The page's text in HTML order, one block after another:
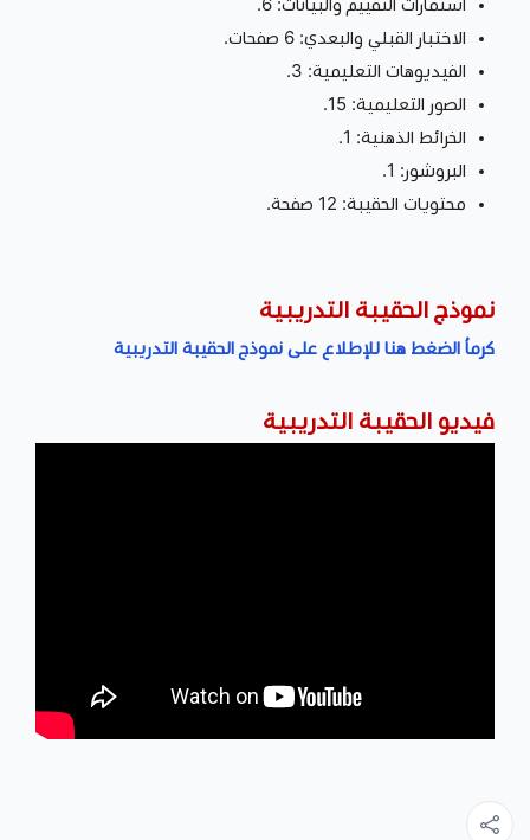
استمارات التقييم والبيانات: 6.
الاختبار القبلي والبعدي: 6 صفحات.
الفيديوهات التعليمية: 3.
الصور التعليمية: 15.
الخرائط الذهنية: 1.
البروشور: 1.
محتويات الحقيبة: 12 صفحة.
نموذج الحقيبة التدريبية
كرماُ الضغط هنا للإطلاع على نموذج الحقيبة التدريبية
فيديو الحقيبة التدريبية